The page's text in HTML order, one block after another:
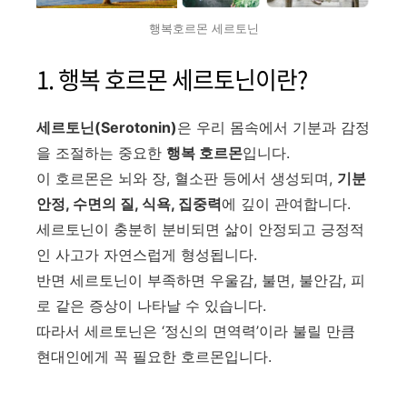
행복호르몬 세르토닌
1. 행복 호르몬 세르토닌이란?
세르토닌(Serotonin)은 우리 몸속에서 기분과 감정
을 조절하는 중요한 행복 호르몬입니다.
이 호르몬은 뇌와 장, 혈소판 등에서 생성되며, 기분
안정, 수면의 질, 식욕, 집중력에 깊이 관여합니다.
세르토닌이 충분히 분비되면 삶이 안정되고 긍정적
인 사고가 자연스럽게 형성됩니다.
반면 세르토닌이 부족하면 우울감, 불면, 불안감, 피
로 같은 증상이 나타날 수 있습니다.
따라서 세르토닌은 ‘정신의 면역력’이라 불릴 만큼
현대인에게 꼭 필요한 호르몬입니다.